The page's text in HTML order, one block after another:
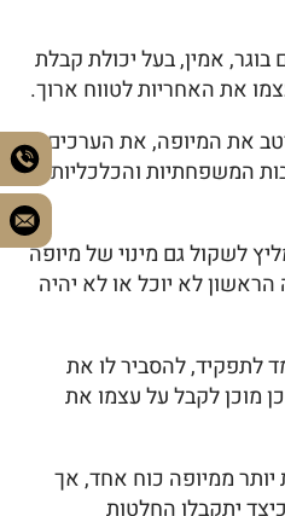
אמין, בעל יכולת קבלת
את האחריות לטווח ארוך.
את המיופה, את הערכים
המשפחתיות והכלכליות
לשקול גם מינוי של מיופה
לא יוכל או לא יהיה
לתפקיד, להסביר לו את
מוכן לקבל על עצמו את
יותר ממיופה כוח אחד, אך
יתקבלו החלטות